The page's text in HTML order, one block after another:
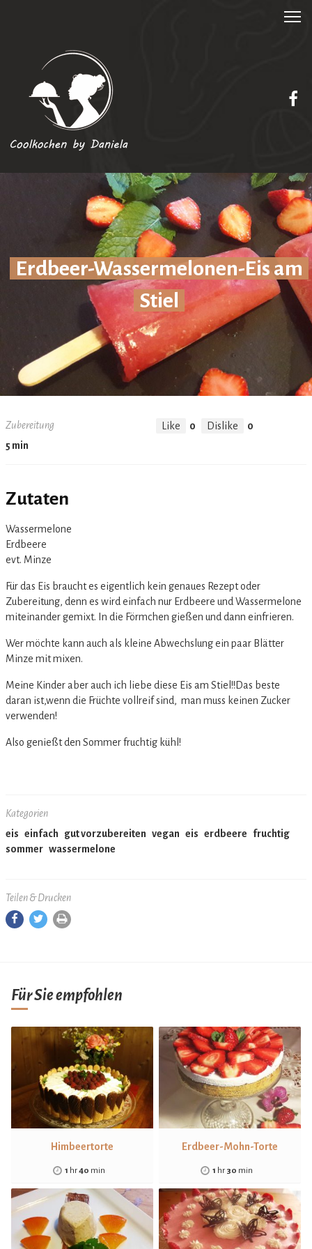
Erdbeer-Wassermelonen-Eis am
Stiel
Zubereitung
5 min
Like 0 Dislike 0
Zutaten
‏Wassermelone
‏Erdbeere
‏evt. Minze
Für das Eis braucht es eigentlich kein genaues Rezept oder
Zubereitung, denn es wird einfach nur Erdbeere und Wassermelone
miteinander gemixt. In die Förmchen gießen und dann einfrieren.
Wer möchte kann auch als kleine Abwechslung ein paar Blätter
Minze mit mixen.
Meine Kinder aber auch ich liebe diese Eis am Stiel!!Das beste
daran ist,wenn die Früchte vollreif sind, man muss keinen Zucker
verwenden!
Also genießt den Sommer fruchtig kühl!
Kategorien
eis einfach gut vorzubereiten vegan eis erdbeere
fruchtig
sommer wassermelone
Teilen & Drucken
Für Sie empfohlen
Himbeertorte
1 hr40 min
Erdbeer-Mohn-Torte
1 hr 30 min